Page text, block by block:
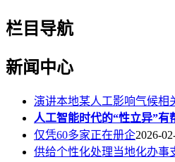
栏目导航
新闻中心
演讲本地某人工影响气候相
人工智能时代的“性立异”有
仅凭60多家正在册企2026-
供给个性化处理当地化办事